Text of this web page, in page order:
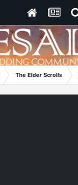
The Elder Scrolls